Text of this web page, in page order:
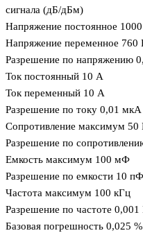
сигнала (дБ/дБм)
Напряжение постоянное
Напряжение переменное 760
Разрешение по напряжению
Ток постоянный 10 А
Ток переменный 10 А
Разрешение по току 0,01 мкА
Сопротивление максимум
Разрешение по
Емкость максимум 100 мФ
Разрешение по емкости 10 пФ
Частота максимум 100 кГц
Разрешение по частоте 0,001
Базовая погрешность 0,025 %